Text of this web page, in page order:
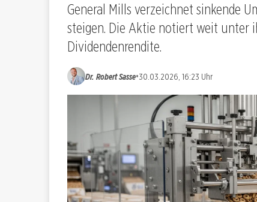
General Mills verzeichnet sinkende
steigen. Die Aktie notiert weit unter
Dividendenrendite.
Dr. Robert Sasse•30.03.2026, 16:23 Uhr